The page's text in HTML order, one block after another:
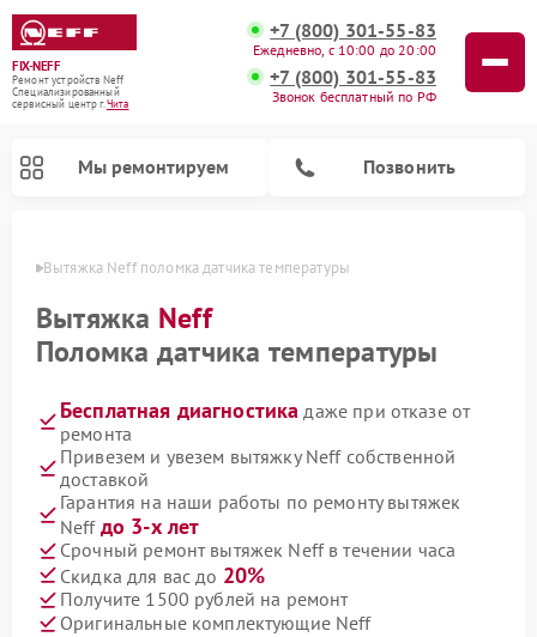
FIX-NEFF
Ремонт устройств Neff
Специализированный
cервисный центр г.Чита
+7 (800) 301-55-83
Ежедневно, с 10:00 до 20:00
+7 (800) 301-55-83
Звонок бесплатный по РФ
Мы ремонтируем Позвонить
Вытяжка Neff поломка датчика температуры
Вытяжка Neff
Поломка датчика температуры
Бесплатная диагностика даже при отказе от
ремонта
Привезем и увезем вытяжку Neff собственной
доставкой
Гарантия на наши работы по ремонту вытяжек
Neff до 3-х лет
Срочный ремонт вытяжек Neff в течении часа
Скидка для вас до 20%
Получите 1500 рублей на ремонт
Оригинальные комплектующие Neff